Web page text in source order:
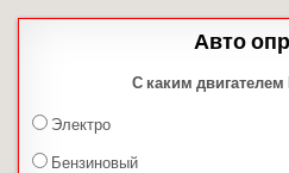
Авто
С каким
Электро
Бензиновый